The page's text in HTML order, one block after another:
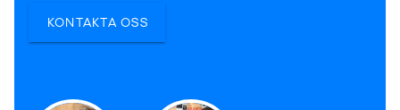
KONTAKTA OSS